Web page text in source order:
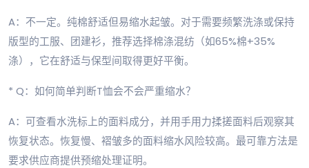
A：不一定。纯棉舒适但易缩水起皱。对于需要频繁洗涤或保持
版型的工服、团建衫，推荐选择棉涤混纺（如65%棉+35%
涤），它在舒适与保型间取得更好平衡。
* Q：如何简单判断T恤会不会严重缩水？
A：可查看水洗标上的面料成分，并用手用力揉搓面料后观察其
恢复状态。恢复慢、褶皱多的面料缩水风险较高。最可靠方法是
要求供应商提供预缩处理证明。